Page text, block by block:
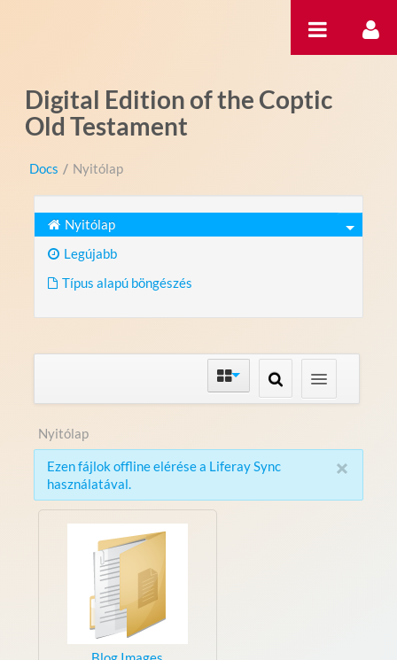
Digital Edition of the Coptic
Old Testament
Docs / Nyitólap
Nyitólap
Legújabb
Típus alapú böngészés
Nyitólap
×
Ezen fájlok offline elérése a Liferay Sync
használatával.